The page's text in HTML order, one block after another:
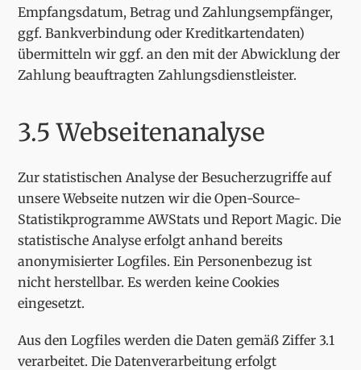
Empfangsdatum, Betrag und Zahlungsempfänger,
ggf. Bankverbindung oder Kreditkartendaten)
übermitteln wir ggf. an den mit der Abwicklung der
Zahlung beauftragten Zahlungsdienstleister.
3.5 Webseitenanalyse
Zur statistischen Analyse der Besucherzugriffe auf
unsere Webseite nutzen wir die Open-Source-
Statistikprogramme AWStats und Report Magic. Die
statistische Analyse erfolgt anhand bereits
anonymisierter Logfiles. Ein Personenbezug ist
nicht herstellbar. Es werden keine Cookies
eingesetzt.
Aus den Logfiles werden die Daten gemäß Ziffer 3.1
verarbeitet. Die Datenverarbeitung erfolgt